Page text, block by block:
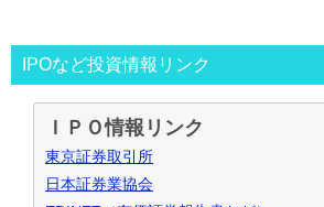
投資の王道は手堅くｺﾂｺﾂ長期間、実践し
く事と気付く。
IPO投資で毎年50万円ずつ増やす目標。
～2016年目標を大きく上回り500万円
事が出来た。
2017年～資金も順調に増えたのでIPO
IPOなど投資情報リンク
ＩＰＯ情報リンク
東京証券取引所
日本証券業協会